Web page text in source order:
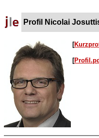
Profil Nicolai
[
[